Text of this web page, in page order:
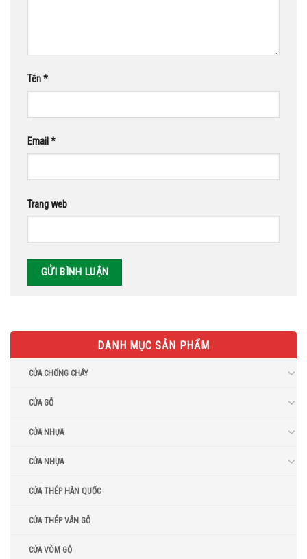
Tên*
Email *
Trang web
DANH MỤC SẢN PHẨM
CỬA CHỐNG CHÁY
CỬA GỖ
CỬA NHỰA
CỬA NHỰA
CỬA THÉP HÀN QUỐC
CỬA THÉP VÂN GỖ
CỬA VÒM GỖ